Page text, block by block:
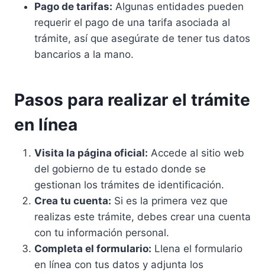
Pago de tarifas: Algunas entidades pueden
requerir el pago de una tarifa asociada al
trámite, así que asegúrate de tener tus datos
bancarios a la mano.
Pasos para realizar el trámite
en línea
Visita la página oficial: Accede al sitio web
del gobierno de tu estado donde se
gestionan los trámites de identificación.
Crea tu cuenta: Si es la primera vez que
realizas este trámite, debes crear una cuenta
con tu información personal.
Completa el formulario: Llena el formulario
en línea con tus datos y adjunta los